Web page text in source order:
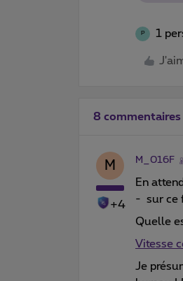
P 1
8 commentaires
M
+4
M_016F
En
- sur ce
Quelle
Vitesse
Je